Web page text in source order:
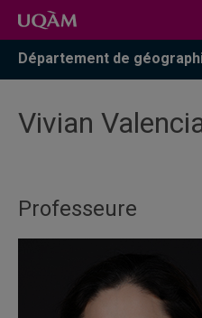
Accéder
recherche
Accéder
menu
pricipal
Accéder
zone
Département de
Vivian
Professeure